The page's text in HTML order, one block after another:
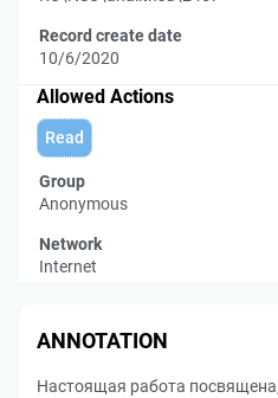
Record create date
10/6/2020
Allowed Actions
Read
Group
Anonymous
Network
Internet
ANNOTATION
Настоящая работа